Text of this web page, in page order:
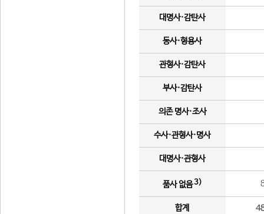
대명사·감탄사
동사·형용사
관형사·감탄사
부사·감탄사
의존 명사·조사
수사·관형사·명사
대명사·관형사
품사 없음3)
합계